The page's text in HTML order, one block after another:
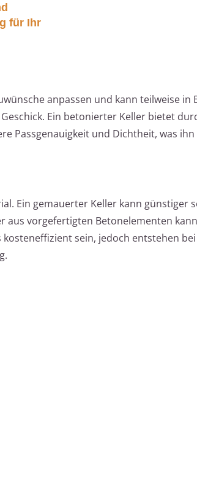
für Ihr
anpassen und kann teilweise in
Ein betonierter Keller bietet
Passgenauigkeit und Dichtheit, was
Ein gemauerter Keller kann günstiger
aus vorgefertigten Betonelementen
sein, jedoch entstehen